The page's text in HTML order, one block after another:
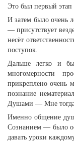
Это был первый этап
И затем было очень
— присутствует
несёт
поступок.
Дальше легко и
многомерности
прикреплено очень
познание
Душами — Мне тогда
Именно общение
Сознанием — было
давать уроки